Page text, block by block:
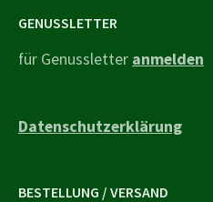
GENUSSLETTER
für Genussletter anmelden
Datenschutzerklärung
BESTELLUNG / VERSAND